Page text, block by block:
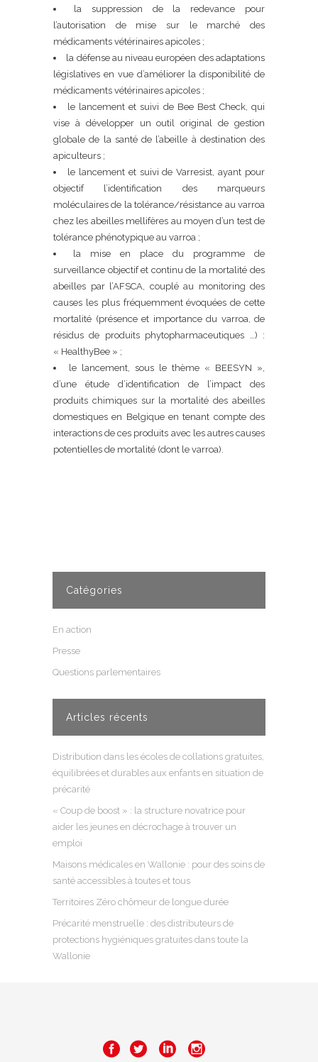
la suppression de la redevance pour
l’autorisation de mise sur le marché des
médicaments vétérinaires apicoles ;
la défense au niveau européen des adaptations
législatives en vue d’améliorer la disponibilité de
médicaments vétérinaires apicoles ;
le lancement et suivi de Bee Best Check, qui
vise à développer un outil original de gestion
globale de la santé de l’abeille à destination des
apiculteurs ;
le lancement et suivi de Varresist, ayant pour
objectif l’identification des marqueurs
moléculaires de la tolérance/résistance au varroa
chez les abeilles mellifères au moyen d’un test de
tolérance phénotypique au varroa ;
la mise en place du programme de
surveillance objectif et continu de la mortalité des
abeilles par l’AFSCA, couplé au monitoring des
causes les plus fréquemment évoquées de cette
mortalité (présence et importance du varroa, de
résidus de produits phytopharmaceutiques …) :
« HealthyBee » ;
le lancement, sous le thème « BEESYN »,
d’une étude d’identification de l’impact des
produits chimiques sur la mortalité des abeilles
domestiques en Belgique en tenant compte des
interactions de ces produits avec les autres causes
potentielles de mortalité (dont le varroa).
Catégories
En action
Presse
Questions parlementaires
Articles récents
Distribution dans les écoles de collations gratuites,
équilibrées et durables aux enfants en situation de
précarité
« Coup de boost » : la structure novatrice pour
aider les jeunes en décrochage à trouver un
emploi
Maisons médicales en Wallonie : pour des soins de
santé accessibles à toutes et tous
Territoires Zéro chômeur de longue durée
Précarité menstruelle : des distributeurs de
protections hygiéniques gratuites dans toute la
Wallonie